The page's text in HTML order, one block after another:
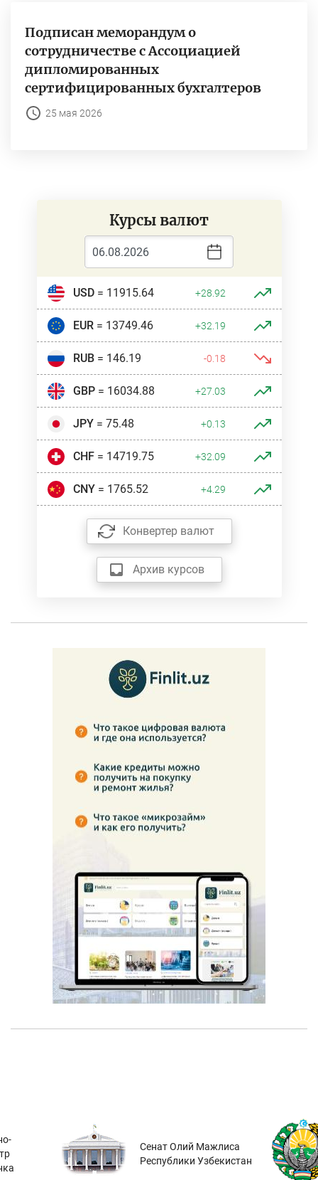
Подписан меморандум о
сотрудничестве с Ассоциацией
дипломированных
сертифицированных бухгалтеров
25 мая 2026
Курсы валют
USD= 11915.64 +28.92
EUR= 13749.46 +32.19
RUB= 146.19 -0.18
GBP= 16034.88 +27.03
JPY= 75.48 +0.13
CHF= 14719.75 +32.09
CNY= 1765.52 +4.29
Конвертер валют
Архив курсов
Сенат Олий Мажлиса
Республики Узбекистан